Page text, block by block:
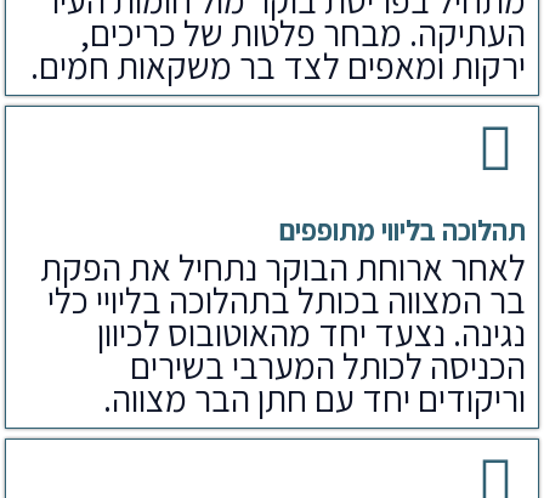
העתיקה. מבחר פלטות של כריכים,
ירקות ומאפים לצד בר משקאות חמים.
תהלוכה בליווי מתופפים
לאחר ארוחת הבוקר נתחיל את הפקת
בר המצווה בכותל בתהלוכה בליויי כלי
נגינה. נצעד יחד מהאוטובוס לכיוון
הכניסה לכותל המערבי בשירים
וריקודים יחד עם חתן הבר מצווה.